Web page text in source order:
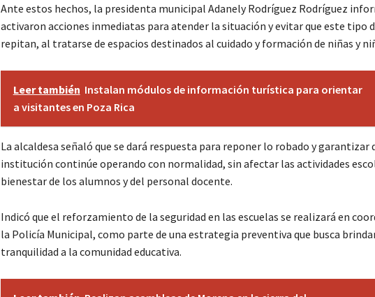
Ante estos hechos, la presidenta municipal Adanely Rodríguez Rodríguez
activaron acciones inmediatas para atender la situación y evitar que este tipo
repitan, al tratarse de espacios destinados al cuidado y formación de niñas y
Leer también Instalan módulos de información turística para orientar
a visitantes en Poza Rica
La alcaldesa señaló que se dará respuesta para reponer lo robado y garantizar
institución continúe operando con normalidad, sin afectar las actividades
bienestar de los alumnos y del personal docente.
Indicó que el reforzamiento de la seguridad en las escuelas se realizará en
la Policía Municipal, como parte de una estrategia preventiva que busca
tranquilidad a la comunidad educativa.